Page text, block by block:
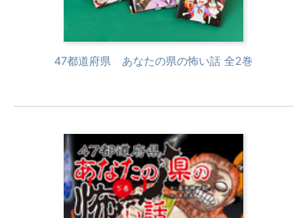
47都道府県 あなたの県の怖い話 全2巻